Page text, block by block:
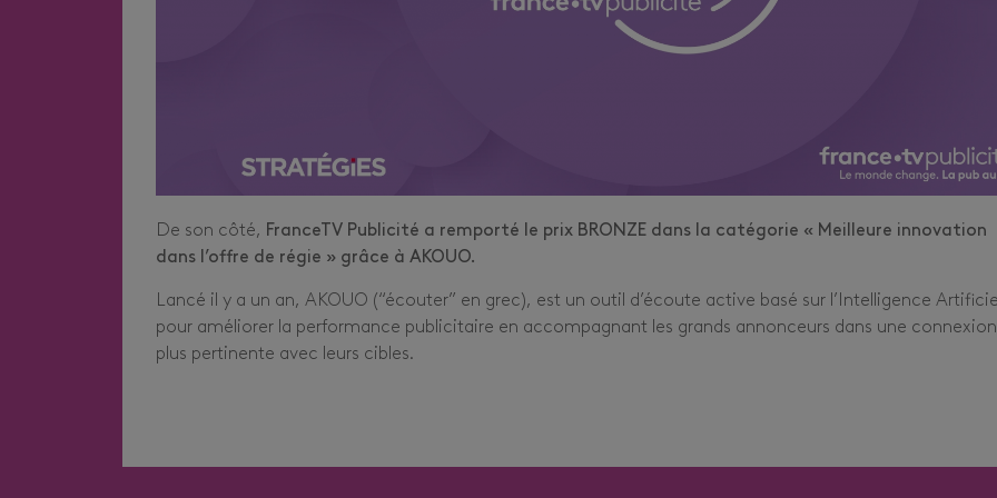
De son côté, FranceTV Publicité a remporté le prix BRONZE dans la catégorie « Meilleure innovation
dans l’offre de régie » grâce à AKOUO.
Lancé il y a un an, AKOUO (“écouter” en grec), est un outil d’écoute active basé sur l’Intelligence
pour améliorer la performance publicitaire en accompagnant les grands annonceurs dans une connexion
plus pertinente avec leurs cibles.